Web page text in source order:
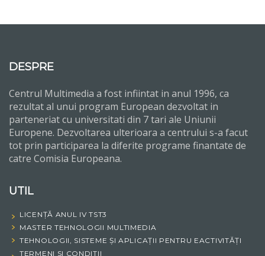
DESPRE
Centrul Multimedia a fost infiintat in anul 1996, ca
rezultat al unui program European dezvoltat in
parteneriat cu universitati din 7 tari ale Uniunii
Europene. Dezvoltarea ulterioara a centrului s-a facut
tot prin participarea la diferite programe finantate de
catre Comisia Europeana.
UTIL
LICENȚĂ ANUL IV TST3
MASTER TEHNOLOGII MULTIMEDIA
TEHNOLOGII, SISTEME ȘI APLICAȚII PENTRU EACTIVITĂȚI
TERMENI SI CONDITII